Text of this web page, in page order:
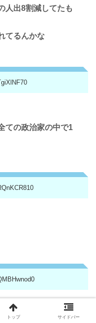
人出8割減してたも
てるんかな
ての政治家の中で1
トップ サイドバー